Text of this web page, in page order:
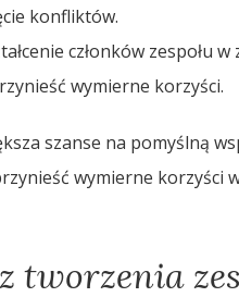
konfliktów.
członków zespołu
wymierne korzyści.
szanse na pomyślną
wymierne korzyści
tworzenia